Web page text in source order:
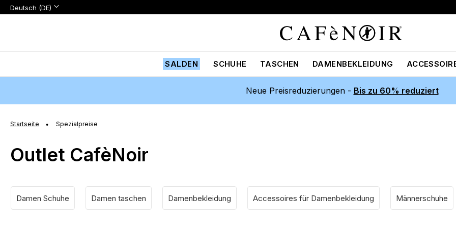
Sprache
Sprache:
Deutsch (DE)
SALDEN SCHUHE TASCHEN DAMENBEKLEIDUNG
Neue Preisreduzierungen - Bis zu 60% reduziert
Startseite Spezialpreise
Outlet CafèNoir
Damen Schuhe Damen taschen Damenbekleidung Accessoires für Damenbekleidung Männerschuhe